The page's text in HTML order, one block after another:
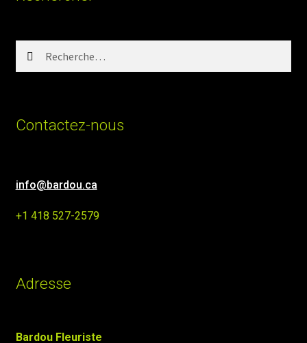
Contactez-nous
info@bardou.ca
+1 418 527-2579
Adresse
Bardou Fleuriste